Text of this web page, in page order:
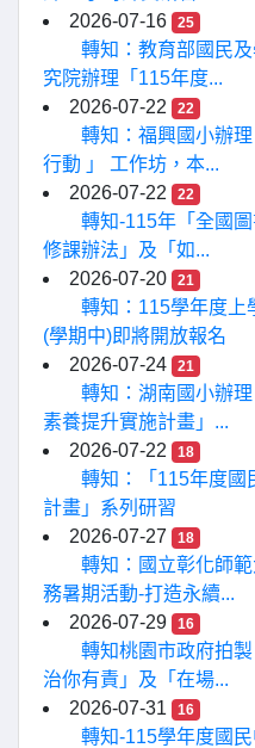
2026-07-16
25
轉知：教育部國民
究院辦理「115年度...
2026-07-22
22
轉知：福興國小辦
行動 」 工作坊，本...
2026-07-22
22
轉知-115年「全國
修課辦法」及「如...
2026-07-20
21
轉知：115學年度上
(學期中)即將開放報名
2026-07-24
21
轉知：湖南國小辦
素養提升實施計畫」...
2026-07-22
18
轉知：「115年度國
計畫」系列研習
2026-07-27
18
轉知：國立彰化師
務暑期活動-打造永續...
2026-07-29
16
轉知桃園市政府拍
治你有責」及「在場...
2026-07-31
16
轉知-115學年度國